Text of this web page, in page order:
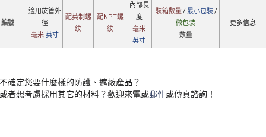
編號
適用於管外
徑
毫米 英寸
配英制螺
纹
配NPT螺
紋
內部長
度
毫米
英寸
裝箱數量/ 最小包裝/
微包装
数量
更多信息
不確定您要什麼樣的防護、遮蔽產品？
或者想考慮採用其它的材料？歡迎來電或郵件或傳真諮詢！